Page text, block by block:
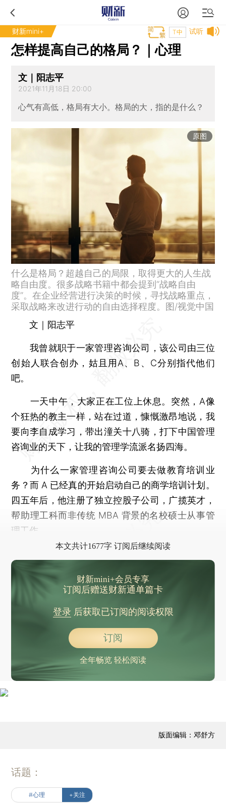
财新mini+ 试听
T中
怎样提高自己的格局？｜心理
文｜阳志平
2021年11月18日 20:00
心气有高低，格局有大小。格局的大，指的是什么？
原图
什么是格局？超越自己的局限，取得更大的人生战
略自由度。很多战略书籍中都会提到“战略自由
度”。在企业经营进行决策的时候，寻找战略重点，
采取战略来改进行动的自由选择程度。图/视觉中国
文｜阳志平
我曾就职于一家管理咨询公司，该公司由三位
创始人联合创办，姑且用A、B、C分别指代他们
吧。
一天中午，大家正在工位上休息。突然，A像
个狂热的教主一样，站在过道，慷慨激昂地说，我
要向李自成学习，带出潼关十八骑，打下中国管理
咨询业的天下，让我的管理学流派名扬四海。
为什么一家管理咨询公司要去做教育培训业
务？而 A 已经真的开始启动自己的商学培训计划。
四五年后，他注册了独立控股子公司，广揽英才，
帮助理工科而非传统 MBA 背景的名校硕士从事管
理工作。
本文共计1677字 订阅后继续阅读
财新mini+会员专享
订阅后赠送财新通单篇卡
登录后获取已订阅的阅读权限
订阅
全年畅览 轻松阅读
版面编辑：邓舒方
话题：
#心理 +关注